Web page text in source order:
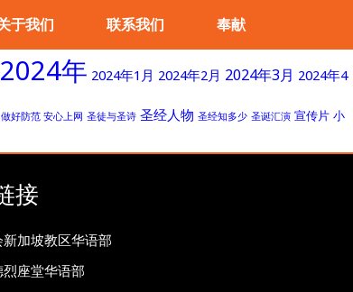
于我们 联系我们 奉献
2024年 2024年1月 2024年2月 2024年3月 2024年4
做好防范 安心上网 圣徒与圣诗 圣经人物 圣经知多少 圣诞汇演 宣传片 小
接
新加坡教区华语部
座堂华语部